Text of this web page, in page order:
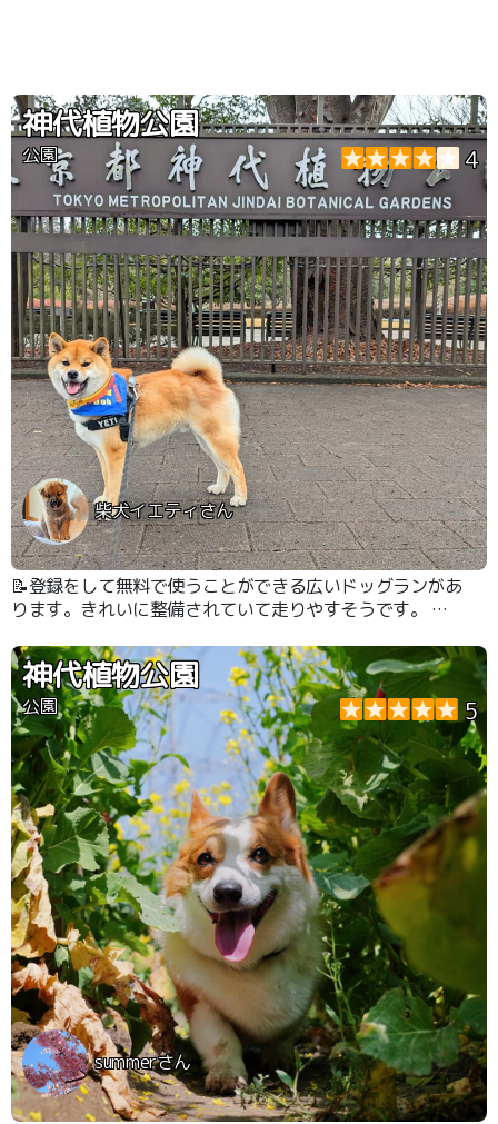
神代植物公園
公園 4
柴犬イエティさん
📝登録をして無料で使うことができる広いドッグランがあ
ります。きれいに整備されていて走りやすそうです。 ド
歩も楽しむことができました。
神代植物公園
公園 5
summerさん